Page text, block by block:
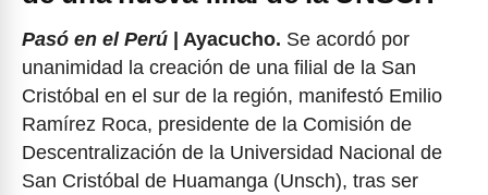
Pasó en el Perú | Ayacucho. Se acordó por
unanimidad la creación de una filial de la San
Cristóbal en el sur de la región, manifestó Emilio
Ramírez Roca, presidente de la Comisión de
Descentralización de la Universidad Nacional de
San Cristóbal de Huamanga (Unsch), tras ser